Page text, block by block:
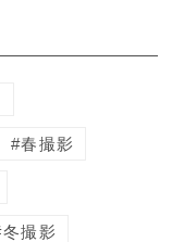
春撮影
冬撮影